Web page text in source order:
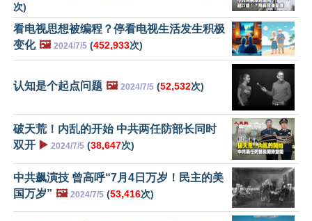
次)
看电视思想被编程？停看电视生活发生积极
变化 🖼️ 2024/7/5 (452,933次)
认知是个起点问题 🖼️ 2024/7/5 (52,532次)
破天荒！内乱的开始 中共两任防部长同时
双开 ▶️ 2024/7/5 (38,647次)
中共飙演技 曾高呼“7月4日万岁！民主的美
国万岁” 🖼️ 2024/7/5 (53,416次)